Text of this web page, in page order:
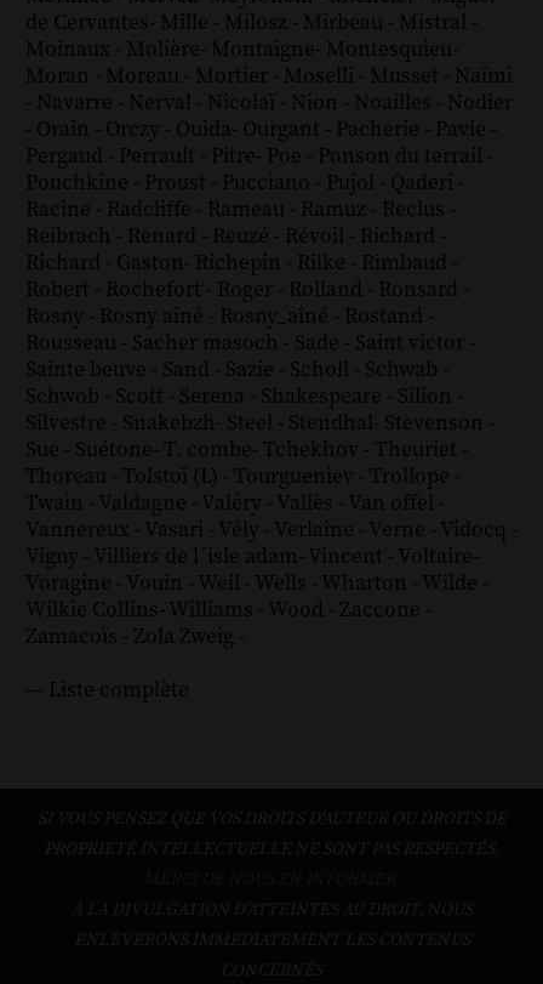
de Cervantes- Mille - Milosz - Mirbeau - Mistral -
Moinaux - Molière- Montaigne- Montesquieu-
Moran - Moreau - Mortier - Moselli - Musset - Naïmi
- Navarre - Nerval - Nicolaï - Nion - Noailles - Nodier
- Orain - Orczy - Ouida- Ourgant - Pacherie - Pavie -
Pergaud - Perrault - Pitre- Poe - Ponson du terrail -
Pouchkine - Proust - Pucciano - Pujol - Qaderi -
Racine - Radcliffe - Rameau - Ramuz - Reclus -
Reibrach - Renard - Reuzé - Révoil - Richard -
Richard - Gaston- Richepin - Rilke - Rimbaud -
Robert - Rochefort - Roger - Rolland - Ronsard -
Rosny - Rosny aîné - Rosny_aîné - Rostand -
Rousseau - Sacher masoch - Sade - Saint victor -
Sainte beuve - Sand - Sazie - Scholl - Schwab -
Schwob - Scott - Serena - Shakespeare - Silion -
Silvestre - Snakebzh- Steel - Stendhal- Stevenson -
Sue - Suétone- T. combe- Tchekhov - Theuriet -
Thoreau - Tolstoï (L) - Tourgueniev - Trollope -
Twain - Valdagne - Valéry - Vallès - Van offel -
Vannereux - Vasari - Vély - Verlaine - Verne - Vidocq -
Vigny - Villiers de l´isle adam- Vincent - Voltaire-
Voragine - Vouin - Weil - Wells - Wharton - Wilde -
Wilkie Collins- Williams - Wood - Zaccone -
Zamacoïs - Zola Zweig -
--- Liste complète